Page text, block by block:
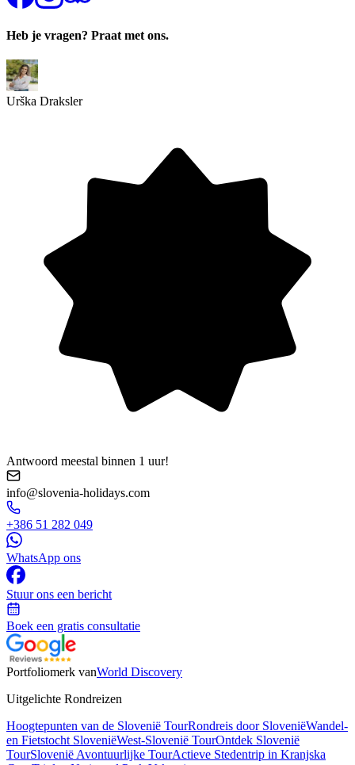
Heb je vragen? Praat met ons.
Urška Draksler
Antwoord meestal binnen 1 uur!
info@slovenia-holidays.com
+386 51 282 049
WhatsApp ons
Stuur ons een bericht
Boek een gratis consultatie
Portfoliomerk vanWorld Discovery
Uitgelichte Rondreizen
Hoogtepunten van de Slovenië TourRondreis door SloveniëWandel-
en Fietstocht SloveniëWest-Slovenië TourOntdek Slovenië
TourSlovenië Avontuurlijke TourActieve Stedentrip in Kranjska